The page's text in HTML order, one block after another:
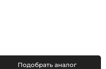
Подобрать аналог